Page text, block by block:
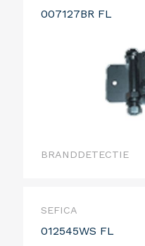
007127BR FL
BRANDDETECTIE
SEFICA
012545WS FL